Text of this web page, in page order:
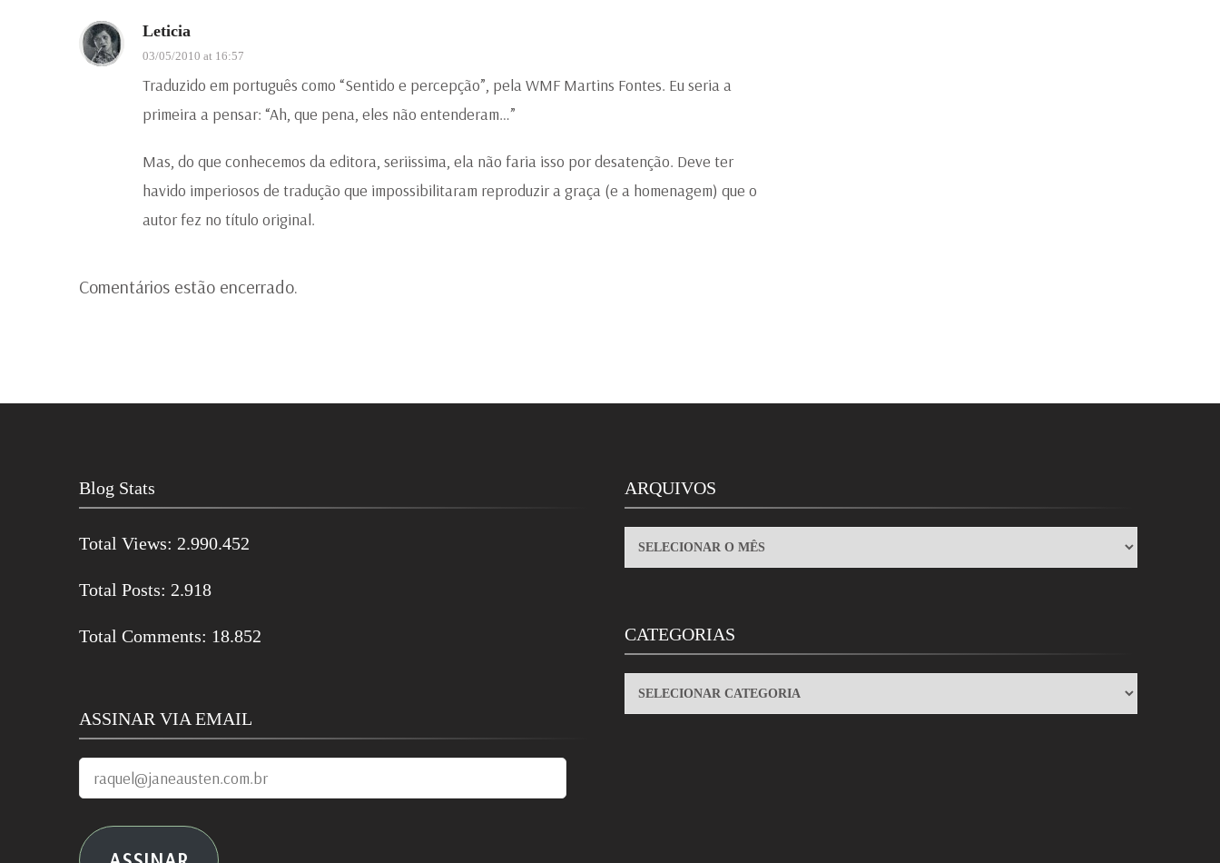
Leticia
03/05/2010 at 16:57
Traduzido em português como “Sentido e percepção”, pela WMF Martins Fontes. Eu seria a
primeira a pensar: “Ah, que pena, eles não entenderam…”
Mas, do que conhecemos da editora, seriissima, ela não faria isso por desatenção. Deve ter
havido imperiosos de tradução que impossibilitaram reproduzir a graça (e a homenagem) que o
autor fez no título original.
Comentários estão encerrado.
Blog Stats
Total Views: 2.990.452
Total Posts: 2.918
Total Comments: 18.852
ASSINAR VIA EMAIL
raquel@janeausten.com.br
ARQUIVOS
ARQUIVOS
CATEGORIAS
CATEGORIAS